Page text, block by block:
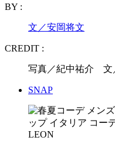
BY :
文／安岡将文
CREDIT :
写真／紀中祐介 文
SNAP